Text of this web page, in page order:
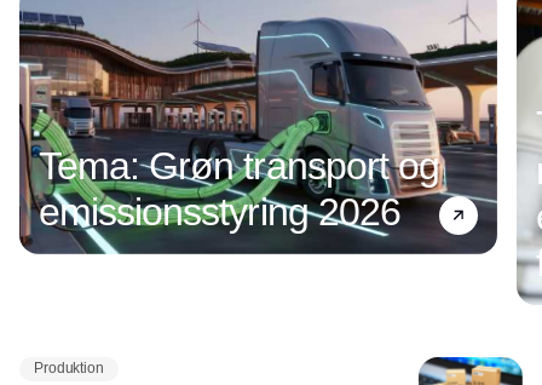
Tema: Grøn transport og
emissionsstyring 2026
Produktion